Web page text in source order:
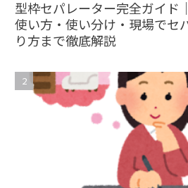
型枠セパレーター完全ガイド
使い方・使い分け・現場でセ
り方まで徹底解説